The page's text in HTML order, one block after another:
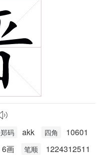
郑码 akk 四角 10601
6画 笔顺 1224312511